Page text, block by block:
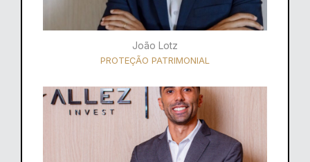
João Lotz
PROTEÇÃO PATRIMONIAL